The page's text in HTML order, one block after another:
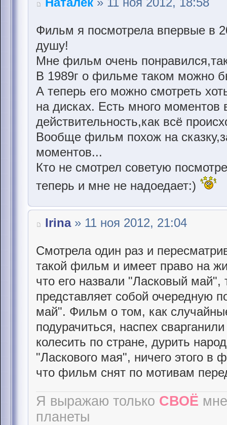
Фильм я посмотрела впервые в
душу!
Мне фильм очень
В 1989г о фильме таком можно
А теперь его можно смотреть
на дисках. Есть много
действительность,как всё
Вообще фильм похож на
моментов...
Кто не смотрел советую
теперь и мне не надоедает:)
Irina» 11 ноя 2012, 21:04
Смотрела один раз и
такой фильм и имеет право на
что его назвали "Ласковый май",
представляет собой очередную
май". Фильм о том, как
подурачиться, наспех
колесить по стране, дурить
"Ласкового мая", ничего этого
что фильм снят по мотивам
Я выражаю только СВОЁ
планеты